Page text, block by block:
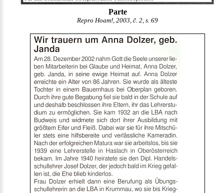
Parte
Repro Hoam!, 2003, č. 2, s. 69